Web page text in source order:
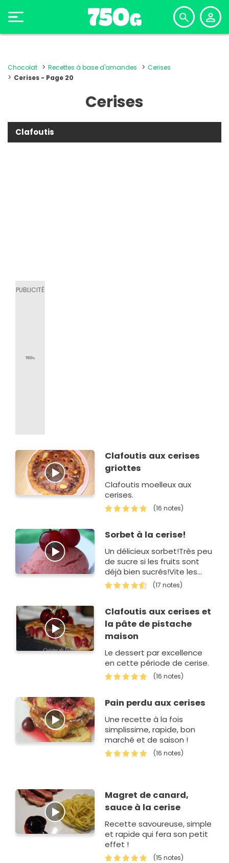
Chocolat Recettes à base d'amandes
Cerises
Cerises - Page 20
Cerises
Clafoutis
Clafoutis aux cerises
griottes
Clafoutis moelleux aux
cerises.
(16 notes)
Sorbet à la cerise!
Un délicieux sorbet!Très peu
de sucre si les fruits sont
déjà bien sucrés!Vite les
cerises ça ne dure pas
longtemps!
(17 notes)
Clafoutis aux cerises et
la pâte de pistache
maison
Le dessert par excellence
en cette période de cerise.
(16 notes)
Pain perdu aux cerises
Une recette à la fois
simplissime, rapide, bon
marché et de saison !
(16 notes)
Magret de canard,
sauce à la cerise
Recette savoureuse, simple
et rapide qui fera son petit
effet !
(15 notes)